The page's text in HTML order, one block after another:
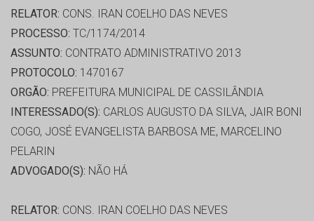
RELATOR: CONS. IRAN COELHO DAS NEVES
PROCESSO: TC/1174/2014
ASSUNTO: CONTRATO ADMINISTRATIVO 2013
PROTOCOLO: 1470167
ORGÃO: PREFEITURA MUNICIPAL DE CASSILÂNDIA
INTERESSADO(S): CARLOS AUGUSTO DA SILVA, JAIR BONI
COGO, JOSÉ EVANGELISTA BARBOSA ME, MARCELINO
PELARIN
ADVOGADO(S): NÃO HÁ
RELATOR: CONS. IRAN COELHO DAS NEVES